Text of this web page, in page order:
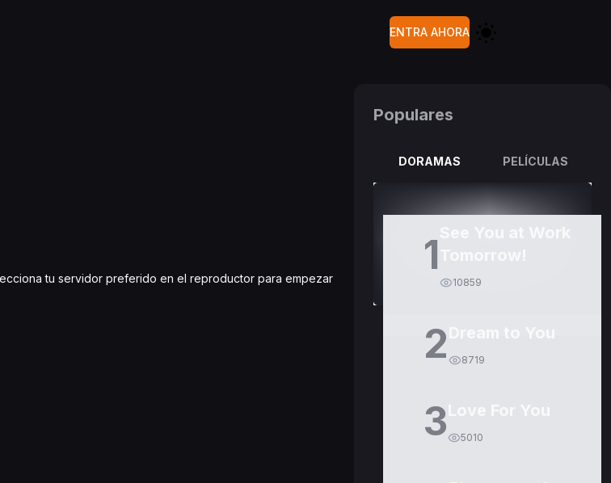
ENTRA AHORA
tu servidor preferido en el reproductor para empezar
Populares
DORAMAS PELÍCULAS
1
10859
2 8719
3 5010